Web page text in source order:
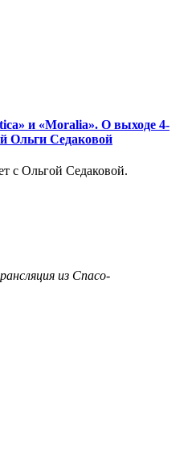
и «Moralia». О выходе 4-
Ольги Седаковой
с Ольгой Седаковой.
из Спасо-